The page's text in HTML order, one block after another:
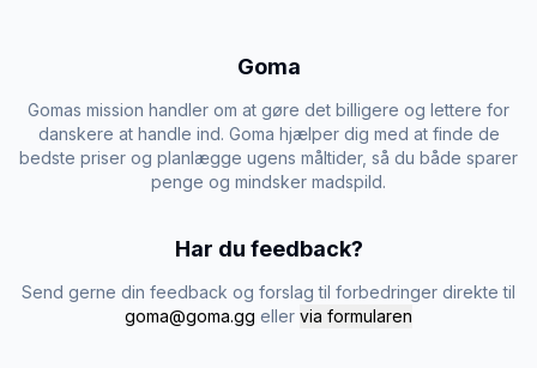
Goma
Gomas mission handler om at gøre det billigere og lettere for
danskere at handle ind. Goma hjælper dig med at finde de
bedste priser og planlægge ugens måltider, så du både sparer
penge og mindsker madspild.
Har du feedback?
Send gerne din feedback og forslag til forbedringer direkte til
goma@goma.gg eller via formularen